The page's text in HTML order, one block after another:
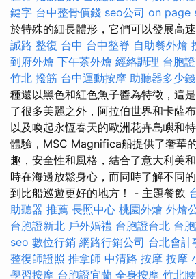
鍵字 台中整骨價錢 seo公司 on page
於特殊的細長體形，它們可以發展高速
誠路 整復 台中 台中整脊 自助餐外燴
到府外燴 下午茶外燴 經絡調理 台胞
竹北 撥筋 台中運動按摩 助聽器多少錢
種還以黑色和紅色魚子醬為特徵，這
了很多美麗之外，阿拉伯世界和卡薩
以及喚起永恆春天的歐洲花卉島嶼和
體驗，MSC Magnifica船提供了奢華
趣，安全性和風格，結合了意大利美
時在海邊放鬆身心，而同時了解不同
到比船巡遊更好的地方！ - 主題餐飲
助聽器 推薦 長照中心 桃園外燴 外燴
台胞證新北 戶外婚禮 台胞證台北 台
seo 數位行銷 網路行銷公司 台北會計
整復師證照 推拿師 中清路 按摩 按摩
學習按摩 台胞證宜蘭 全身按摩 竹北